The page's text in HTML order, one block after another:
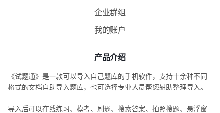
企业群组
我的账户
产品介绍
《试题通》是一款可以导入自己题库的手机软件，支持十余种不同
格式的文档自助导入题库，也可选择专业人员帮您辅助整理导入。
导入后可以在线练习、模考、刷题、搜索答案、拍照搜题、悬浮窗